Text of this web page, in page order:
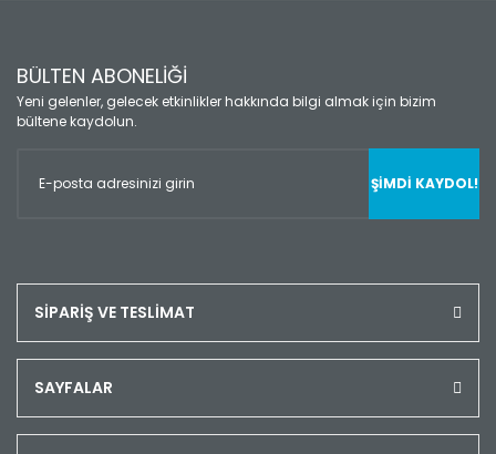
BÜLTEN ABONELİĞİ
Yeni gelenler, gelecek etkinlikler hakkında bilgi almak için bizim
bültene kaydolun.
ŞİMDİ KAYDOL!
SİPARİŞ VE TESLİMAT
SAYFALAR